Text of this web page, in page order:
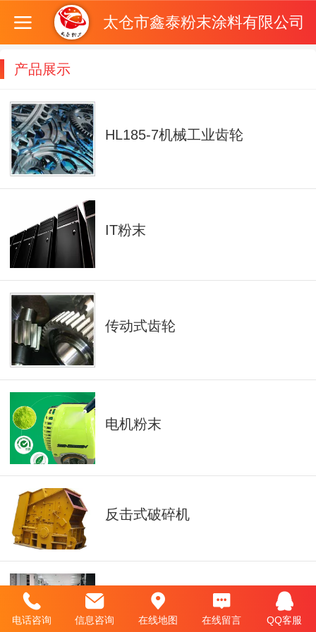
太仓市鑫泰粉末涂料有限公司
产品展示
HL185-7机械工业齿轮
IT粉末
传动式齿轮
电机粉末
反击式破碎机
工业粉末
电话咨询 信息咨询 在线地图 在线留言 QQ客服